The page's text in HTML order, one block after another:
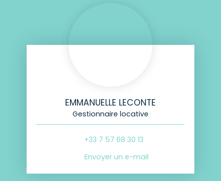
EMMANUELLE LECONTE
Gestionnaire locative
+33 7 57 68 30 13
Envoyer un e-mail